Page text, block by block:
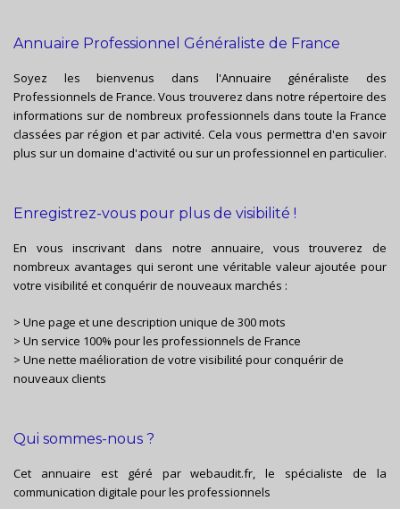
Annuaire Professionnel Généraliste de France
Soyez les bienvenus dans l'Annuaire généraliste des
Professionnels de France. Vous trouverez dans notre répertoire des
informations sur de nombreux professionnels dans toute la France
classées par région et par activité. Cela vous permettra d'en savoir
plus sur un domaine d'activité ou sur un professionnel en particulier.
Enregistrez-vous pour plus de visibilité !
En vous inscrivant dans notre annuaire, vous trouverez de
nombreux avantages qui seront une véritable valeur ajoutée pour
votre visibilité et conquérir de nouveaux marchés :
> Une page et une description unique de 300 mots
> Un service 100% pour les professionnels de France
> Une nette maélioration de votre visibilité pour conquérir de
nouveaux clients
Qui sommes-nous ?
Cet annuaire est géré parwebaudit.fr, le spécialiste de la
communication digitale pour les professionnels